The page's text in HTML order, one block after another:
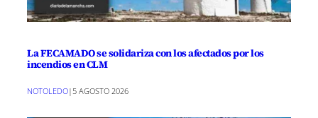
La FECAMADO se solidariza con los afectados por los
incendios en CLM
NOTOLEDO|5 AGOSTO 2026